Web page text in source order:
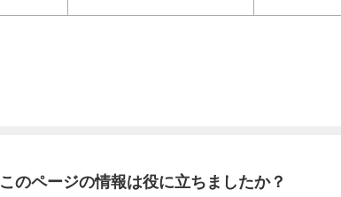
このページの情報は役に立ちましたか？